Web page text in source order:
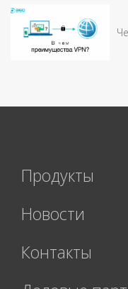
Продукты
Новости
Контакты